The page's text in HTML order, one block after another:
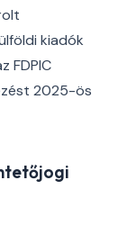
kiadók
FDPIC
2025-ös